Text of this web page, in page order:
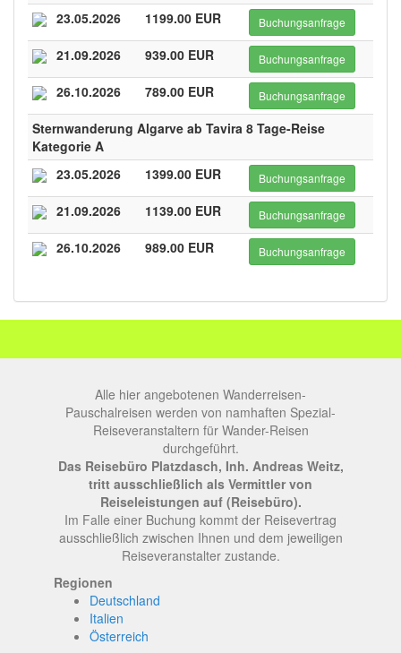
23.05.2026
1199.00 EUR Buchungsanfrage
21.09.2026 939.00 EUR Buchungsanfrage
26.10.2026 789.00 EUR Buchungsanfrage
Sternwanderung Algarve ab Tavira 8 Tage-Reise
Kategorie A
23.05.2026
1399.00 EUR Buchungsanfrage
21.09.2026 1139.00 EUR Buchungsanfrage
26.10.2026 989.00 EUR Buchungsanfrage
Alle hier angebotenen Wanderreisen-
Pauschalreisen werden von namhaften Spezial-
Reiseveranstaltern für Wander-Reisen
durchgeführt.
Das Reisebüro Platzdasch, Inh. Andreas Weitz,
tritt ausschließlich als Vermittler von
Reiseleistungen auf (Reisebüro).
Im Falle einer Buchung kommt der Reisevertrag
ausschließlich zwischen Ihnen und dem jeweiligen
Reiseveranstalter zustande.
Regionen
Deutschland
Italien
Österreich